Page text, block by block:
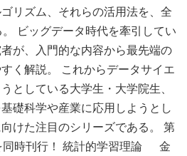
リズム、それらの活用法を、全
ビッグデータ時代を牽引してい
が、入門的な内容から最先端の
く解説。 これからデータサイエ
としている大学生・大学院生、
礎科学や産業に応用しようとし
けた注目のシリーズである。 第
同時刊行！ 統計的学習理論 金